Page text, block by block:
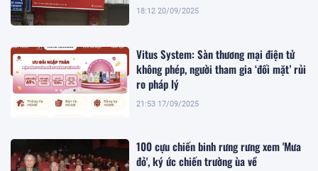
18:12 20/09/2025
Vitus System: Sàn thương mại điện tử
không phép, người tham gia ‘đối mặt’ rủi
ro pháp lý
21:53 17/09/2025
100 cựu chiến binh rưng rưng xem 'Mưa
đỏ', ký ức chiến trường ùa về